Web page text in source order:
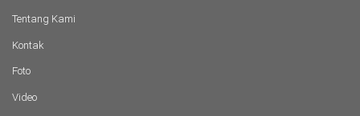
Tentang Kami
Kontak
Foto
Video